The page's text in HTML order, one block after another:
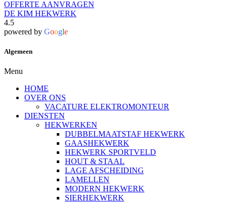
OFFERTE AANVRAGEN
DE KIM HEKWERK
4.5
powered by Google
Algemeen
Menu
HOME
OVER ONS
VACATURE ELEKTROMONTEUR
DIENSTEN
HEKWERKEN
DUBBELMAATSTAF HEKWERK
GAASHEKWERK
HEKWERK SPORTVELD
HOUT & STAAL
LAGE AFSCHEIDING
LAMELLEN
MODERN HEKWERK
SIERHEKWERK